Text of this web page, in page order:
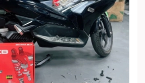
Cho vào giỏ hàng